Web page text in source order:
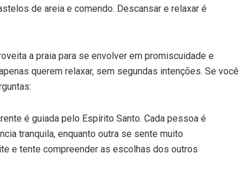
de areia e comendo. Descansar e relaxar é
a praia para se envolver em promiscuidade e
querem relaxar, sem segundas intenções. Se você
é guiada pelo Espírito Santo. Cada pessoa é
tranquila, enquanto outra se sente muito
e tente compreender as escolhas dos outros